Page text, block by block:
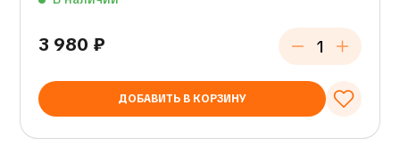
3 980 ₽
ДОБАВИТЬ В КОРЗИНУ